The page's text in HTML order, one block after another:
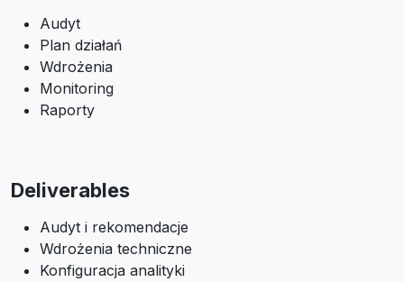
Audyt
Plan działań
Wdrożenia
Monitoring
Raporty
Deliverables
Audyt i rekomendacje
Wdrożenia techniczne
Konfiguracja analityki